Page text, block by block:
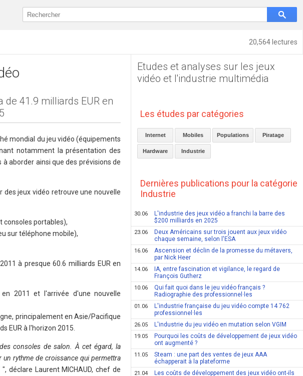
20,564 lectures
41.9 milliards EUR en
mondial du jeu vidéo (équipements
notamment la présentation des
aborder ainsi que des prévisions de
jeux vidéo retrouve une nouvelle
consoles portables),
sur téléphone mobile),
à presque 60.6 milliards EUR en
2011 et l'arrivée d'une nouvelle
principalement en Asie/Pacifique
EUR à l'horizon 2015.
consoles de salon. À cet égard, la
rythme de croissance qui permettra
", déclare Laurent MICHAUD, chef de
Etudes et analyses sur les jeux
vidéo et l'industrie multimédia
Les études par catégories
Internet Mobiles Populations Piratage
Hardware Industrie
Dernières publications pour la catégorie
Industrie
30.06
L'industrie des jeux vidéo a franchi la barre des
$200 milliards en 2025
23.06
Deux Américains sur trois jouent aux jeux vidéo
chaque semaine, selon l'ESA
16.06
Ascension et déclin de la promesse du métavers,
par Nick Heer
14.06
IA, entre fascination et vigilance, le regard de
François Gutherz
10.06
Qui fait quoi dans le jeu vidéo français ?
Radiographie des professionnel·les
01.06
L'industrie française du jeu vidéo compte 14 762
professionnel·les
26.05 L'industrie du jeu vidéo en mutation selon VGIM
19.05
Pourquoi les coûts de développement de jeux vidéo
ont augmenté ?
11.05
Steam : une part des ventes de jeux AAA
échapperait à la plateforme
21.04
Les coûts de développement des jeux vidéo ont-ils